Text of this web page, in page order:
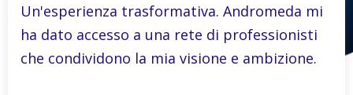
Un'esperienza trasformativa. Andromeda mi
ha dato accesso a una rete di professionisti
che condividono la mia visione e ambizione.